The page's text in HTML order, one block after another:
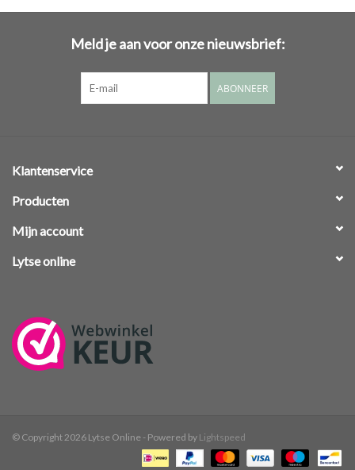
Meld je aan voor onze nieuwsbrief:
ABONNEER
Klantenservice
Producten
Mijn account
Lytse online
© Copyright 2026 Lytse Online - Powered by Lightspeed